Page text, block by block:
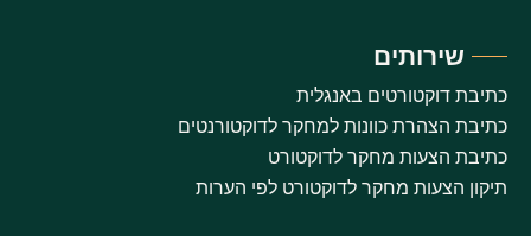
שירותים
כתיבת דוקטורטים באנגלית
כתיבת הצהרת כוונות למחקר לדוקטורנטים
כתיבת הצעות מחקר לדוקטורט
תיקון הצעות מחקר לדוקטורט לפי הערות